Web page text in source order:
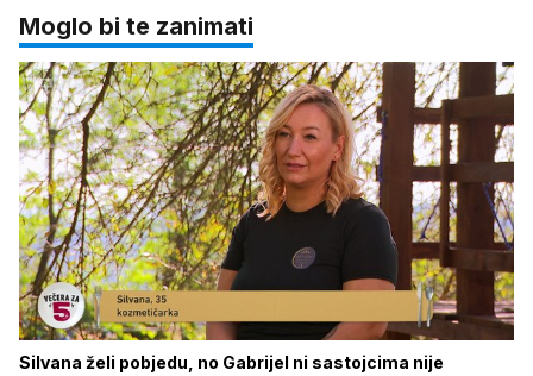
Moglo bi te zanimati
Silvana želi pobjedu, no Gabrijel ni sastojcima nije